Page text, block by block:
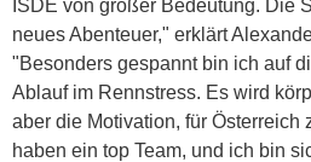
ISDE von großer Bedeutung. Die
neues Abenteuer," erklärt
"Besonders gespannt bin ich auf
Ablauf im Rennstress. Es wird
aber die Motivation, für Österreich
haben ein top Team, und ich bin